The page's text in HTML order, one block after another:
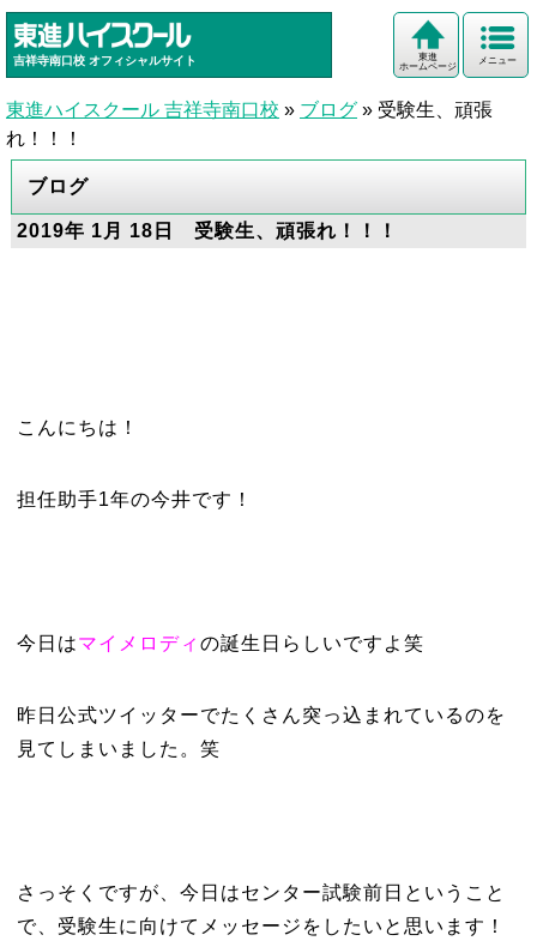
吉祥寺南口校 オフィシャルサイト メニュー
東進
ホームページ
東進ハイスクール 吉祥寺南口校 » ブログ » 受験生、頑張
れ！！！
ブログ
2019年 1月 18日 受験生、頑張れ！！！
こんにちは！
担任助手1年の今井です！
今日はマイメロディ の誕生日らしいですよ笑
昨日公式ツイッターでたくさん突っ込まれているのを
見てしまいました。笑
さっそくですが、今日はセンター試験前日ということ
で、受験生に向けてメッセージをしたいと思います！